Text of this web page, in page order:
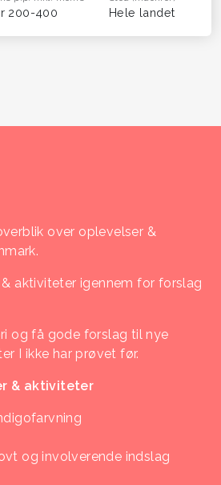
200-400 Hele landet
over oplevelser &
aktiviteter igennem for forslag
og få gode forslag til nye
I ikke har prøvet før.
& aktiviteter
og involverende indslag